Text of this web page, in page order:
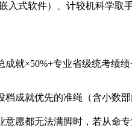
式软件）、计较机科学取
×50%+专业省级统考绩绩
就优先的准绳（含小数部
愿都无法满脚时，若从命